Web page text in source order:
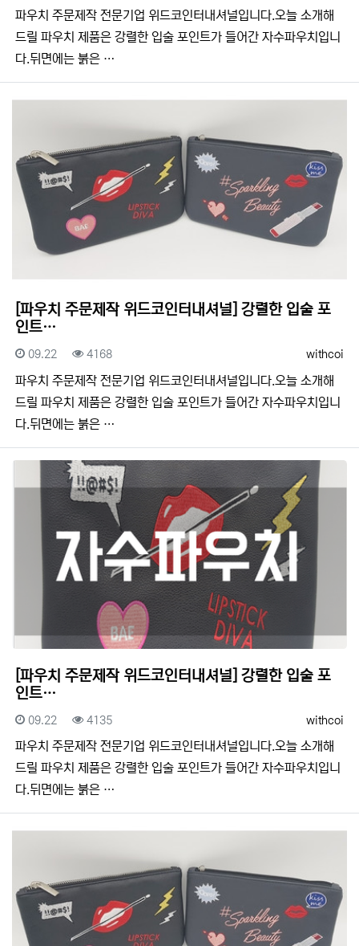
​​파우치 주문제작 전문기업 위드코인터내셔널입니다.​​오늘 소개해
드릴 파우치 제품은 강렬한 입술 포인트가 들어간 자수파우치입니
다.뒤면에는 붉은 …
[파우치 주문제작 위드코인터내셔널] 강렬한 입술 포
인트…
등록자
withcoi
등록일
09.22 조회
4168
​​파우치 주문제작 전문기업 위드코인터내셔널입니다.​​오늘 소개해
드릴 파우치 제품은 강렬한 입술 포인트가 들어간 자수파우치입니
다.뒤면에는 붉은 …
[파우치 주문제작 위드코인터내셔널] 강렬한 입술 포
인트…
등록자
withcoi
등록일
09.22 조회
4135
​​파우치 주문제작 전문기업 위드코인터내셔널입니다.​​오늘 소개해
드릴 파우치 제품은 강렬한 입술 포인트가 들어간 자수파우치입니
다.뒤면에는 붉은 …